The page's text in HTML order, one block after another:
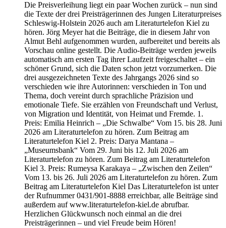
Die Preisverleihung liegt ein paar Wochen zurück – nun sind
die Texte der drei Preisträgerinnen des Jungen Literaturpreises
Schleswig-Holstein 2026 auch am Literaturtelefon Kiel zu
hören. Jörg Meyer hat die Beiträge, die in diesem Jahr von
Almut Behl aufgenommen wurden, aufbereitet und bereits als
Vorschau online gestellt. Die Audio-Beiträge werden jeweils
automatisch am ersten Tag ihrer Laufzeit freigeschaltet – ein
schöner Grund, sich die Daten schon jetzt vorzumerken. Die
drei ausgezeichneten Texte des Jahrgangs 2026 sind so
verschieden wie ihre Autorinnen: verschieden in Ton und
Thema, doch vereint durch sprachliche Präzision und
emotionale Tiefe. Sie erzählen von Freundschaft und Verlust,
von Migration und Identität, von Heimat und Fremde. 1.
Preis: Emilia Heinrich – „Die Schwalbe“ Vom 15. bis 28. Juni
2026 am Literaturtelefon zu hören. Zum Beitrag am
Literaturtelefon Kiel 2. Preis: Darya Mantana –
„Museumsbank“ Vom 29. Juni bis 12. Juli 2026 am
Literaturtelefon zu hören. Zum Beitrag am Literaturtelefon
Kiel 3. Preis: Rumeysa Karakaya – „Zwischen den Zeilen“
Vom 13. bis 26. Juli 2026 am Literaturtelefon zu hören. Zum
Beitrag am Literaturtelefon Kiel Das Literaturtelefon ist unter
der Rufnummer 0431/901-8888 erreichbar, alle Beiträge sind
außerdem auf www.literaturtelefon-kiel.de abrufbar.
Herzlichen Glückwunsch noch einmal an die drei
Preisträgerinnen – und viel Freude beim Hören!